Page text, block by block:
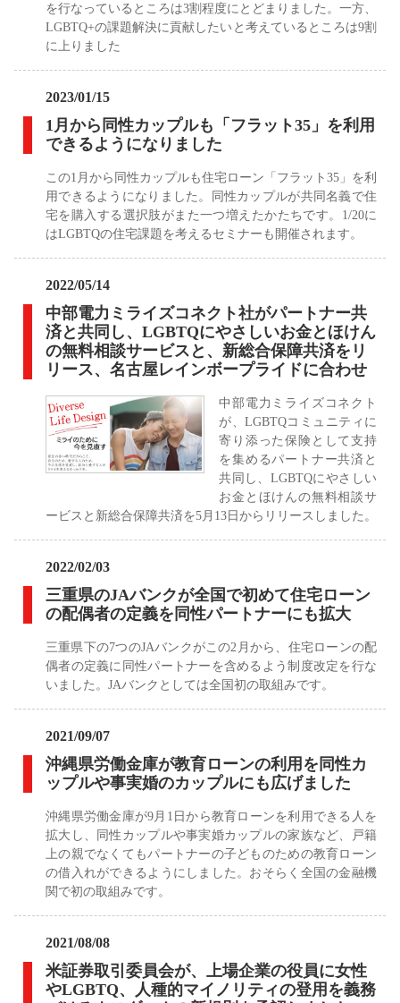
を行なっているところは3割程度にとどまりました。一方、
LGBTQ+の課題解決に貢献したいと考えているところは9割
に上りました
2023/01/15
1月から同性カップルも「フラット35」を利用
できるようになりました
この1月から同性カップルも住宅ローン「フラット35」を利
用できるようになりました。同性カップルが共同名義で住
宅を購入する選択肢がまた一つ増えたかたちです。1/20に
はLGBTQの住宅課題を考えるセミナーも開催されます。
2022/05/14
中部電力ミライズコネクト社がパートナー共
済と共同し、LGBTQにやさしいお金とほけん
の無料相談サービスと、新総合保障共済をリ
リース、名古屋レインボープライドに合わせ
中部電力ミライズコネクト
が、LGBTQコミュニティに
寄り添った保険として支持
を集めるパートナー共済と
共同し、LGBTQにやさしい
お金とほけんの無料相談サ
ービスと新総合保障共済を5月13日からリリースしました。
2022/02/03
三重県のJAバンクが全国で初めて住宅ローン
の配偶者の定義を同性パートナーにも拡大
三重県下の7つのJAバンクがこの2月から、住宅ローンの配
偶者の定義に同性パートナーを含めるよう制度改定を行な
いました。JAバンクとしては全国初の取組みです。
2021/09/07
沖縄県労働金庫が教育ローンの利用を同性カ
ップルや事実婚のカップルにも広げました
沖縄県労働金庫が9月1日から教育ローンを利用できる人を
拡大し、同性カップルや事実婚カップルの家族など、戸籍
上の親でなくてもパートナーの子どものための教育ローン
の借入れができるようにしました。おそらく全国の金融機
関で初の取組みです。
2021/08/08
米証券取引委員会が、上場企業の役員に女性
やLGBTQ、人種的マイノリティの登用を義務